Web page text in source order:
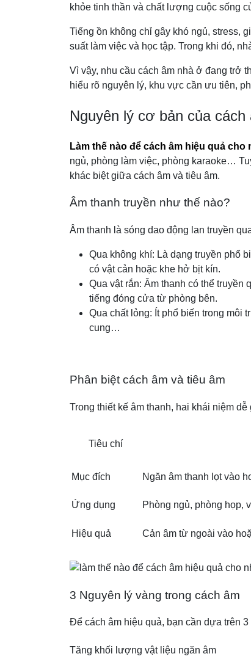
khỏe tinh thần và chất lượng cuộc sống
Tiếng ồn không chỉ gây khó ngủ, stress,
suất làm việc và học tập. Trong khi đó,
Vì vậy, nhu cầu cách âm nhà ở đang trở
hiểu rõ nguyên lý, khu vực cần ưu tiên,
Nguyên lý cơ bản của cách
Làm thế nào để cách âm hiệu quả cho
ngủ, phòng làm việc, phòng karaoke…
khác biệt giữa cách âm và tiêu âm.
Âm thanh truyền như thế nào?
Âm thanh là sóng dao động lan truyền
Qua không khí: Là dạng truyền phổ
có vật cản hoặc khe hở bịt kín.
Qua vật rắn: Âm thanh có thể
tiếng đóng cửa từ phòng bên.
Qua chất lỏng: Ít phổ biến trong môi
cung…
Phân biệt cách âm và tiêu âm
Trong thiết kế âm thanh, hai khái niệm
Tiêu chí
Mục đích Ngăn âm thanh lọt vào
Ứng dụng Phòng ngủ, phòng họp,
Hiệu quả Cản âm từ ngoài vào
3 Nguyên lý vàng trong cách âm
Để cách âm hiệu quả, bạn cần dựa trên
Tăng khối lượng vật liệu ngăn âm